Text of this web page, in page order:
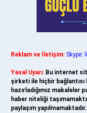
Reklam ve İletişim: Skype:
Yasal Uyarı: Bu internet
şirketi ile hiçbir bağlantısı
hazırladığımız makaleler
haber niteliği
paylaşım